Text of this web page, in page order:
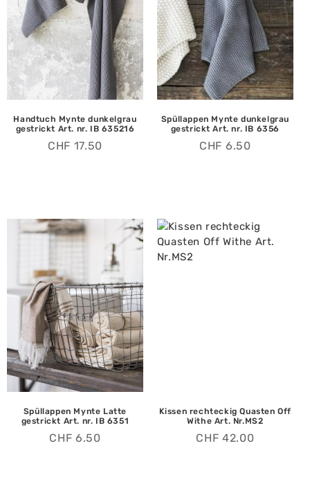
Handtuch Mynte dunkelgrau
gestrickt Art. nr. IB 635216
CHF 17.50
Spüllappen Mynte dunkelgrau
gestrickt Art. nr. IB 6356
CHF 6.50
Spüllappen Mynte Latte
gestrickt Art. nr. IB 6351
CHF 6.50
Kissen rechteckig Quasten Off
Withe Art. Nr.MS2
CHF 42.00